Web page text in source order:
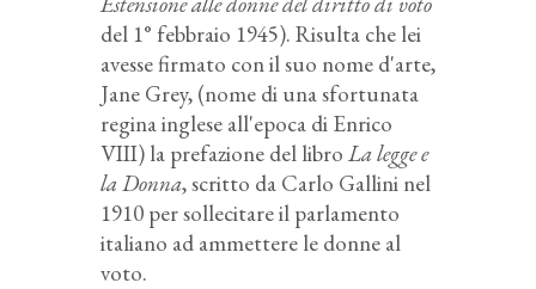
del 1° febbraio 1945). Risulta che lei
avesse firmato con il suo nome d'arte,
Jane Grey, (nome di una sfortunata
regina inglese all'epoca di Enrico
VIII) la prefazione del libro La legge e
la Donna, scritto da Carlo Gallini nel
1910 per sollecitare il parlamento
italiano ad ammettere le donne al
voto.